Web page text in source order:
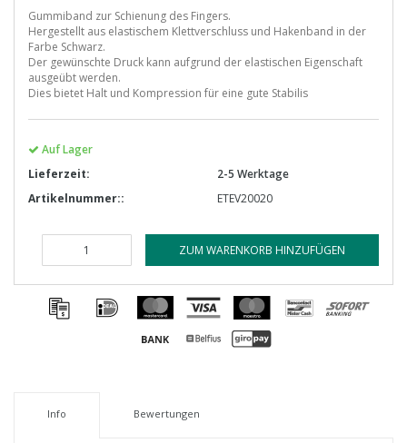
Gummiband zur Schienung des Fingers.
Hergestellt aus elastischem Klettverschluss und Hakenband in der
Farbe Schwarz.
Der gewünschte Druck kann aufgrund der elastischen Eigenschaft
ausgeübt werden.
Dies bietet Halt und Kompression für eine gute Stabilis
Auf Lager
Lieferzeit:
2-5 Werktage
Artikelnummer::
ETEV20020
ZUM WARENKORB HINZUFÜGEN
Info Bewertungen